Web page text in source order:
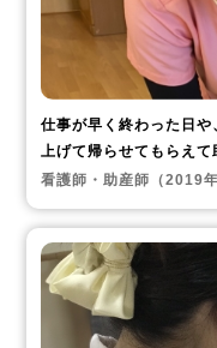
仕事が早く終わった日
上げて帰らせてもらえて
看護師・助産師（2019